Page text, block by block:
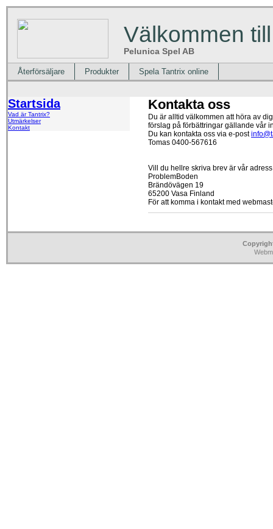
Välkommen
Pelunica Spel AB
Återförsäljare Produkter Spela Tantrix online
Startsida
Vad är Tantrix?
Utmärkelser
Kontakt
Kontakta oss
Du är alltid välkommen att höra av
förslag på förbättringar gällande vår
Du kan kontakta oss via e-post
Tomas 0400-567616
Vill du hellre skriva brev är vår
ProblemBoden
Brändövägen 19
65200 Vasa Finland
För att komma i kontakt med